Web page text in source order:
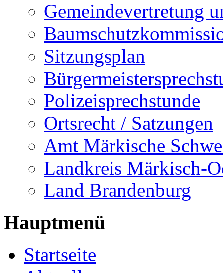
Gemeindevertretung
Sitzungsplan
Polizeisprechstunde
Ortsrecht / Satzungen
Amt Märkische
Landkreis Märkisch-
Land Brandenburg
Hauptmenü
Startseite